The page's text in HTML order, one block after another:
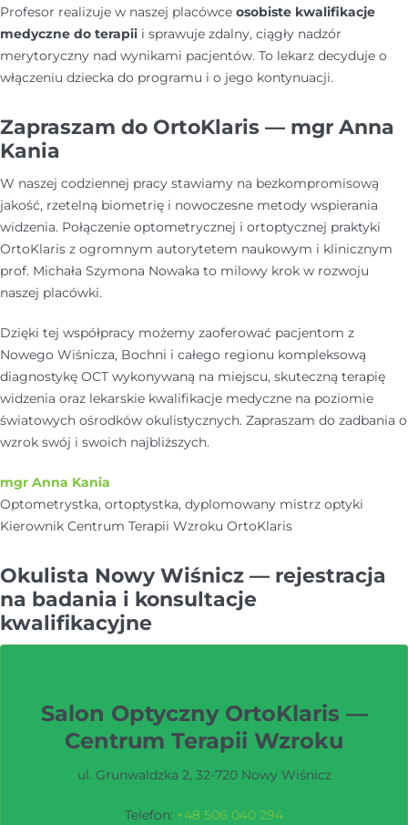
Profesor realizuje w naszej placówce osobiste kwalifikacje
medyczne do terapii i sprawuje zdalny, ciągły nadzór
merytoryczny nad wynikami pacjentów. To lekarz decyduje o
włączeniu dziecka do programu i o jego kontynuacji.
Zapraszam do OrtoKlaris — mgr Anna
Kania
W naszej codziennej pracy stawiamy na bezkompromisową
jakość, rzetelną biometrię i nowoczesne metody wspierania
widzenia. Połączenie optometrycznej i ortoptycznej praktyki
OrtoKlaris z ogromnym autorytetem naukowym i klinicznym
prof. Michała Szymona Nowaka to milowy krok w rozwoju
naszej placówki.
Dzięki tej współpracy możemy zaoferować pacjentom z
Nowego Wiśnicza, Bochni i całego regionu kompleksową
diagnostykę OCT wykonywaną na miejscu, skuteczną terapię
widzenia oraz lekarskie kwalifikacje medyczne na poziomie
światowych ośrodków okulistycznych. Zapraszam do zadbania o
wzrok swój i swoich najbliższych.
mgr Anna Kania
Optometrystka, ortoptystka, dyplomowany mistrz optyki
Kierownik Centrum Terapii Wzroku OrtoKlaris
Okulista Nowy Wiśnicz — rejestracja
na badania i konsultacje
kwalifikacyjne
Salon Optyczny OrtoKlaris —
Centrum Terapii Wzroku
ul. Grunwaldzka 2, 32-720 Nowy Wiśnicz
Telefon: +48 506 040 294